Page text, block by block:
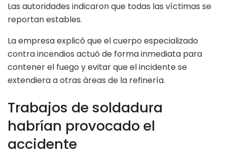
Las autoridades indicaron que todas las víctimas se
reportan estables.
La empresa explicó que el cuerpo especializado
contra incendios actuó de forma inmediata para
contener el fuego y evitar que el incidente se
extendiera a otras áreas de la refinería.
Trabajos de soldadura
habrían provocado el
accidente